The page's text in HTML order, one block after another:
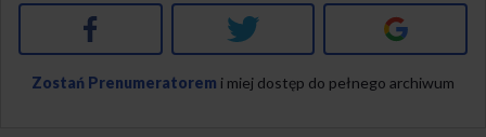
Facebook Twitter Google+
Zostań Prenumeratorem i miej dostęp do pełnego archiwum